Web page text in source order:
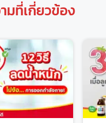
มที่เกี่ยวข้อง